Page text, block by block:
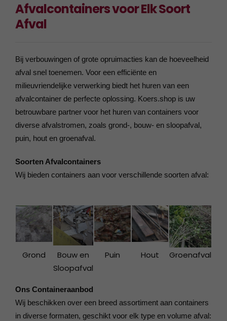
Afvalcontainers voor Elk Soort
Afval
Bij verbouwingen of grote opruimacties kan de hoeveelheid
afval snel toenemen. Voor een efficiënte en
milieuvriendelijke verwerking biedt het huren van een
afvalcontainer de perfecte oplossing. Koers.shop is uw
betrouwbare partner voor het huren van containers voor
diverse afvalstromen, zoals grond-, bouw- en sloopafval,
puin, hout en groenafval.
Soorten Afvalcontainers
Wij bieden containers aan voor verschillende soorten afval:
Grond
Bouw en
Sloopafval
Puin Hout Groenafval
Ons Containeraanbod
Wij beschikken over een breed assortiment aan containers
in diverse formaten, geschikt voor elk type en volume afval: